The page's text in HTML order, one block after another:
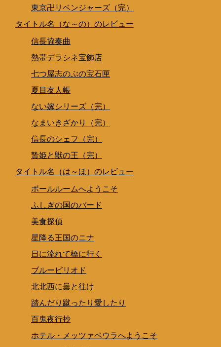
東京卍リベンジャーズ（完）
タイトル名（な～の）のレビュー
信長協奏曲
熱帯デラシネ宝飾店
七つ屋志のぶの宝石匣
夏目友人帳
ない嫁シリーズ（完）
なまいきざかり（完）
信長のシェフ（完）
贄姫と獣の王（完）
タイトル名（は～ほ）のレビュー
ボールルームへようこそ
ふしぎの国のバード
美食探偵
星降る王国のニナ
日に流れて橋に行く
ブルーピリオド
北北西に曇と往け
踏んだり蹴ったり愛したり
百鬼夜行抄
ホテル・メッツァペウラへようこそ